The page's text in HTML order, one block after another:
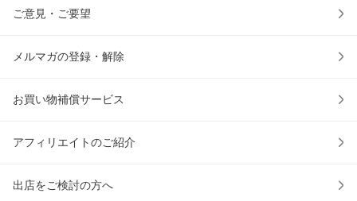
ご意見・ご要望
メルマガの登録・解除
お買い物補償サービス
アフィリエイトのご紹介
出店をご検討の方へ